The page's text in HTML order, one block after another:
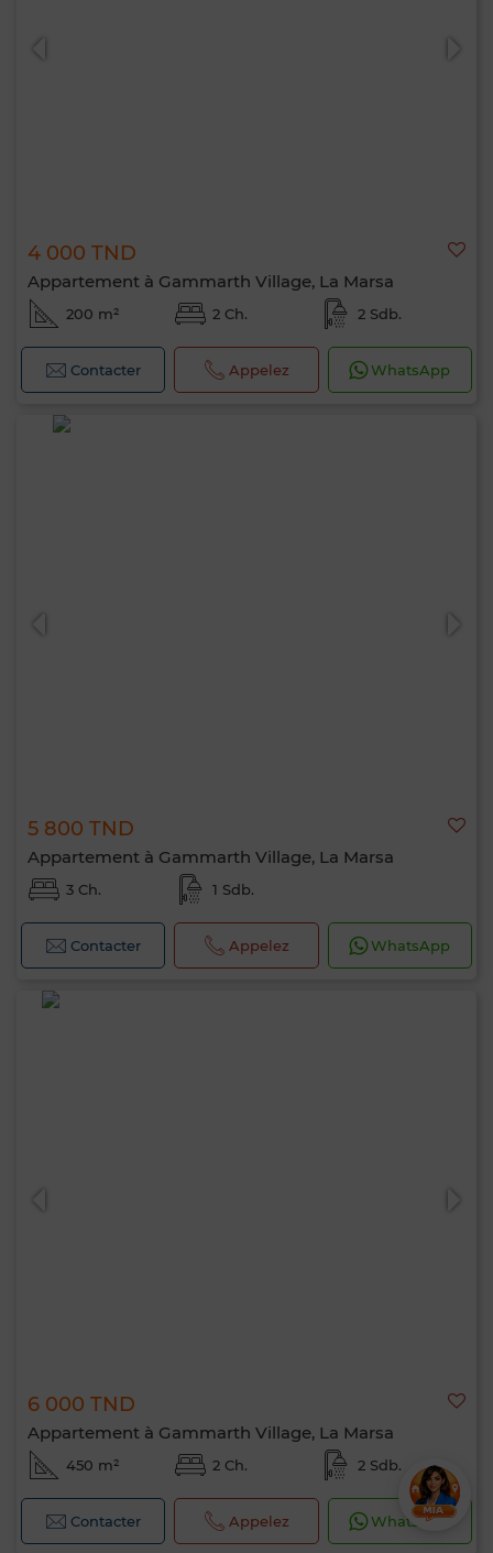
4 000 TND
Appartement à Gammarth Village, La Marsa
200 m² 2 Ch. 2 Sdb.
Contacter Appelez WhatsApp
5 800 TND
Appartement à Gammarth Village, La Marsa
3 Ch. 1 Sdb.
Contacter Appelez WhatsApp
6 000 TND
Appartement à Gammarth Village, La Marsa
450 m² 2 Ch. 2 Sdb.
Contacter Appelez WhatsApp